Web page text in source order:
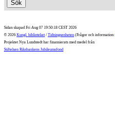
Sidan skapad Fri Aug 07 19:50:18 CEST 2026
© 2026 Kungl. biblioteket / Tidningsenheten (Frågor och information:
Projektet Nya Lundstedt har finansierats med medel från
Stiftelsen Riksbankens Jubileumsfond